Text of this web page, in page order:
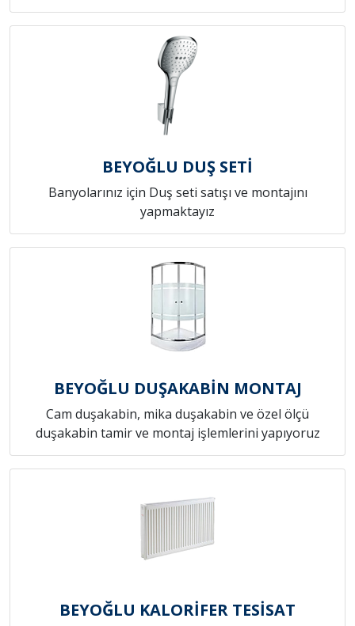
BEYOĞLU DUŞ SETİ
Banyolarınız için Duş seti satışı ve montajını
yapmaktayız
BEYOĞLU DUŞAKABİN MONTAJ
Cam duşakabin, mika duşakabin ve özel ölçü
duşakabin tamir ve montaj işlemlerini yapıyoruz
BEYOĞLU KALORİFER TESİSAT